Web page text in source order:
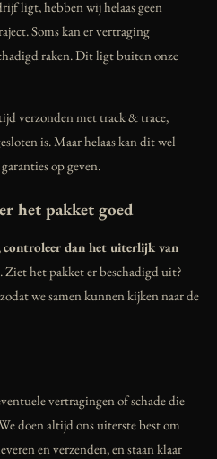
ligt, hebben wij helaas geen
Soms kan er vertraging
raken. Dit ligt buiten onze
verzonden met track & trace,
is. Maar helaas kan dit wel
op geven.
het pakket goed
controleer dan het uiterlijk van
Ziet het pakket er beschadigd uit?
we samen kunnen kijken naar de
vertragingen of schade die
doen altijd ons uiterste best om
en verzenden, en staan klaar